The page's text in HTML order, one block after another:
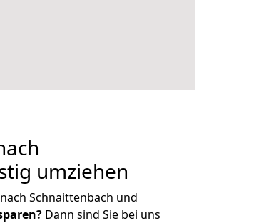
umziehen
Schnaittenbach und
Dann sind Sie bei uns